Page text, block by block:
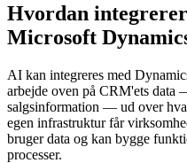
Hvordan
Microsoft
AI kan integreres med
arbejde oven på CRM'ets data
salgsinformation — ud over
egen infrastruktur får
bruger data og kan bygge
processer.